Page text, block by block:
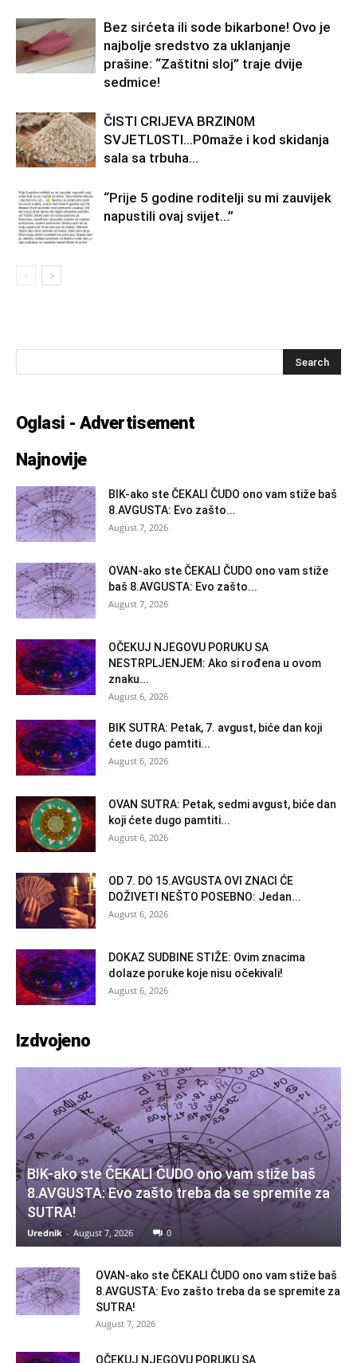
Bez sirćeta ili sode bikarbone! Ovo je
najbolje sredstvo za uklanjanje
prašine: “Zaštitni sloj” traje dvije
sedmice!
ČISTI CRIJEVA BRZIN0M
SVJETL0STI…P0maže i kod skidanja
sala sa trbuha…
“Prije 5 godine roditelji su mi zauvijek
napustili ovaj svijet…”
Oglasi - Advertisement
Najnovije
BIK-ako ste ČEKALI ČUDO ono vam stiže baš
8.AVGUSTA: Evo zašto...
August 7, 2026
OVAN-ako ste ČEKALI ČUDO ono vam stiže
baš 8.AVGUSTA: Evo zašto...
August 7, 2026
OČEKUJ NJEGOVU PORUKU SA
NESTRPLJENJEM: Ako si rođena u ovom
znaku...
August 6, 2026
BIK SUTRA: Petak, 7. avgust, biće dan koji
ćete dugo pamtiti...
August 6, 2026
OVAN SUTRA: Petak, sedmi avgust, biće dan
koji ćete dugo pamtiti...
August 6, 2026
OD 7. DO 15.AVGUSTA OVI ZNACI ĆE
DOŽIVETI NEŠTO POSEBNO: Jedan...
August 6, 2026
DOKAZ SUDBINE STIŽE: Ovim znacima
dolaze poruke koje nisu očekivali!
August 6, 2026
Izdvojeno
BIK-ako ste ČEKALI ČUDO ono vam stiže baš
8.AVGUSTA: Evo zašto treba da se spremite za
SUTRA!
Urednik - August 7, 2026 0
OVAN-ako ste ČEKALI ČUDO ono vam stiže baš
8.AVGUSTA: Evo zašto treba da se spremite za
SUTRA!
August 7, 2026
OČEKUJ NJEGOVU PORUKU SA